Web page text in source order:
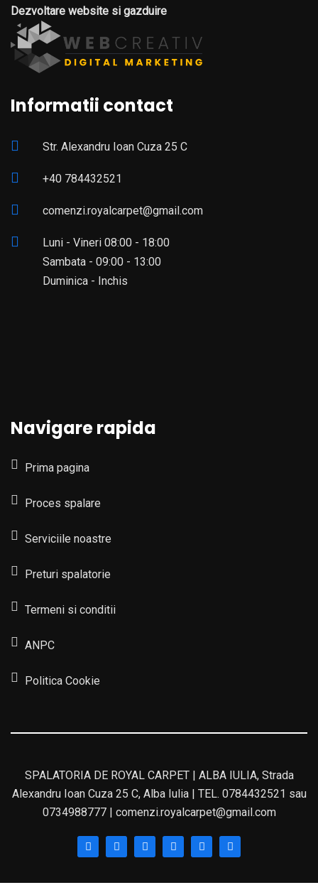
Dezvoltare website si gazduire
Informatii contact
Str. Alexandru Ioan Cuza 25 C
+40 784432521
comenzi.royalcarpet@gmail.com
Luni - Vineri 08:00 - 18:00
Sambata - 09:00 - 13:00
Duminica - Inchis
Navigare rapida
Prima pagina
Proces spalare
Serviciile noastre
Preturi spalatorie
Termeni si conditii
ANPC
Politica Cookie
SPALATORIA DE ROYAL CARPET | ALBA IULIA, Strada
Alexandru Ioan Cuza 25 C, Alba Iulia | TEL. 0784432521 sau
0734988777 | comenzi.royalcarpet@gmail.com